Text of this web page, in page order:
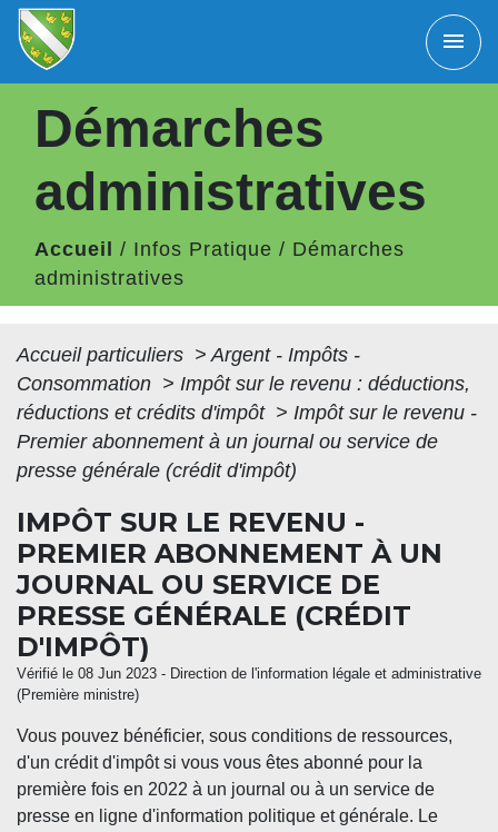
menu
Démarches
administratives
Accueil / Infos Pratique / Démarches
administratives
Accueil particuliers > Argent - Impôts -
Consommation > Impôt sur le revenu : déductions,
réductions et crédits d'impôt > Impôt sur le revenu -
Premier abonnement à un journal ou service de
presse générale (crédit d'impôt)
IMPÔT SUR LE REVENU -
PREMIER ABONNEMENT À UN
JOURNAL OU SERVICE DE
PRESSE GÉNÉRALE (CRÉDIT
D'IMPÔT)
Vérifié le 08 Jun 2023 - Direction de l'information légale et administrative
(Première ministre)
Vous pouvez bénéficier, sous conditions de ressources,
d'un crédit d'impôt si vous vous êtes abonné pour la
première fois en 2022 à un journal ou à un service de
presse en ligne d'information politique et générale. Le